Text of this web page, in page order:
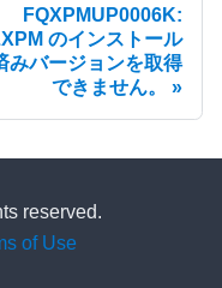
FQXPMUP0006K:
のインストール
みバージョンを取得
できません。
reserved.
of Use